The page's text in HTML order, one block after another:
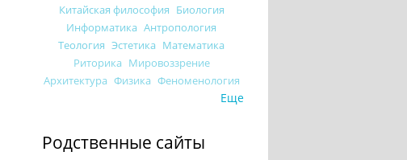
Китайская философия Биология
Информатика Антропология
Теология Эстетика Математика
Риторика Мировоззрение
Архитектура Физика Феноменология
Еще
Родственные сайты